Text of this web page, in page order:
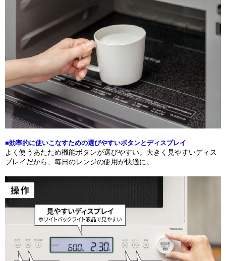
■効率的に使いこなすための選びやすいボタンとディスプレイ
よく使うあたため機能ボタンが選びやすい。大きく見やすいディス
プレイだから、毎日のレンジの使用が快適に。